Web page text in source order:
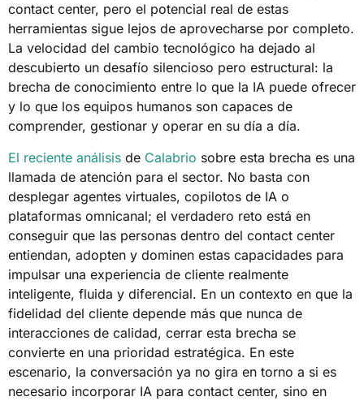
contact center, pero el potencial real de estas
herramientas sigue lejos de aprovecharse por completo.
La velocidad del cambio tecnológico ha dejado al
descubierto un desafío silencioso pero estructural: la
brecha de conocimiento entre lo que la IA puede ofrecer
y lo que los equipos humanos son capaces de
comprender, gestionar y operar en su día a día.
El reciente análisis de Calabrio sobre esta brecha es una
llamada de atención para el sector. No basta con
desplegar agentes virtuales, copilotos de IA o
plataformas omnicanal; el verdadero reto está en
conseguir que las personas dentro del contact center
entiendan, adopten y dominen estas capacidades para
impulsar una experiencia de cliente realmente
inteligente, fluida y diferencial. En un contexto en que la
fidelidad del cliente depende más que nunca de
interacciones de calidad, cerrar esta brecha se
convierte en una prioridad estratégica. En este
escenario, la conversación ya no gira en torno a si es
necesario incorporar IA para contact center, sino en